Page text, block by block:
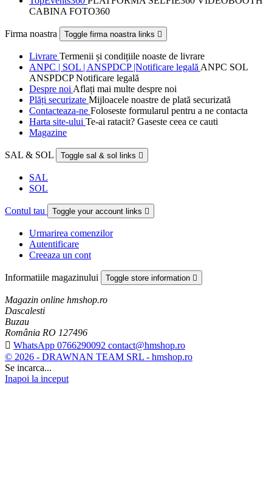
CABINA FOTO360
Firma noastra Toggle firma noastra links 
Livrare Termenii și condițiile noaste de livrare
ANPC | SOL | ANSPDCP |Notificare legalăANPC SOL
ANSPDCP Notificare legală
Despre noiAflați mai multe despre noi
Plăți securizate Mijloacele noastre de plată securizată
Contacteaza-ne Foloseste formularul pentru a ne contacta
Harta site-ului Te-ai ratacit? Gaseste ceea ce cauti
Magazine
SAL & SOL Toggle sal & sol links 
SAL
SOL
Contul tau Toggle your account links 
Urmarirea comenzilor
Autentificare
Creeaza un cont
Informatiile magazinului Toggle store information 
Magazin online hmshop.ro
Dascalesti
Buzau
România RO 127496
 WhatsApp 0766290092 contact@hmshop.ro
© 2026 - DRAWNAN TEAM SRL - hmshop.ro
Se incarca...
Inapoi la inceput